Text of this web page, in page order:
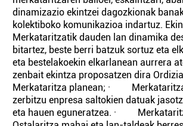
dinamizazio ekintzei dagozkionak
kolektiboko komunikazioa indartuz.
Merkataritzatik dauden lan dinamika
bitartez, beste berri batzuk sortuz eta
eta bestelakoekin elkarlanean aurrera
zenbait ekintza proposatzen dira
Merkataritza planean; ·
zerbitzu enpresa saltokien datuak
eta hauen eguneratzea. ·